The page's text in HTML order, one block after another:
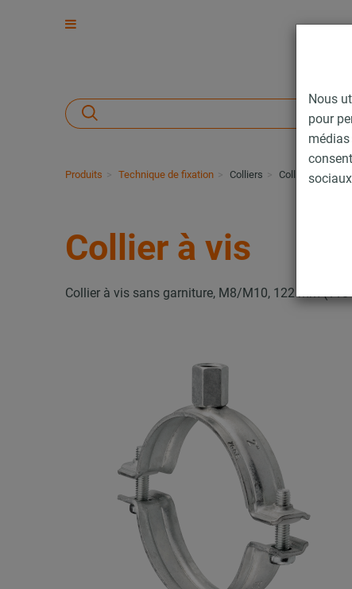
Nous
pour
Produits Technique de fixation Colliers Collier à vis
Collier à vis
Collier à vis sans garniture, M8/M10, 122 mm